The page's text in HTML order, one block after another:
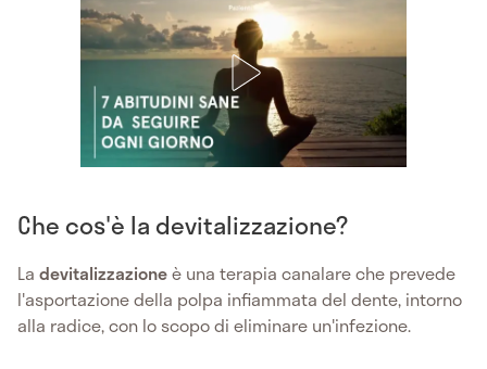
Che cos'è la devitalizzazione?
La devitalizzazioneè una terapia canalare che prevede
l'asportazione della polpa infiammata del dente, intorno
alla radice, con lo scopo di eliminare un'infezione.